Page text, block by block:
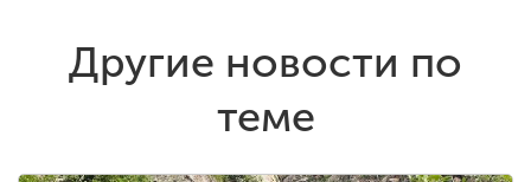
Другие новости по
теме